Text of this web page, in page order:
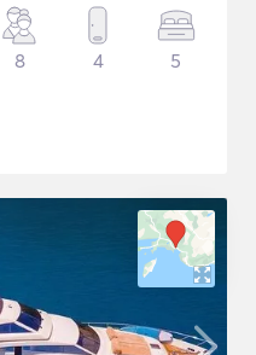
8 4 5